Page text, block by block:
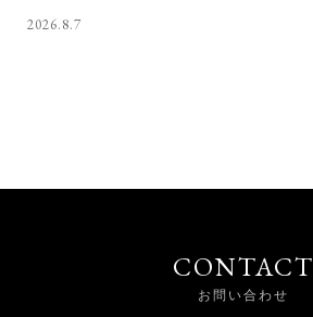
2026.8.7
CONTACT
お問い合わせ